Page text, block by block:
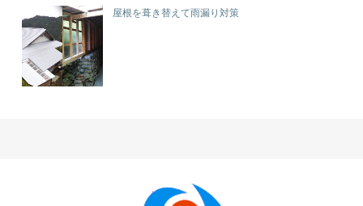
屋根を葺き替えて雨漏り対策